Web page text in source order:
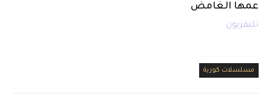
عمها الغامض
تليفزيون
مسلسلات كورية